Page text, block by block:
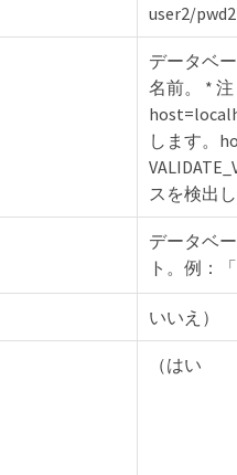
user2/
データベ
名前。 * 注
します。
スを検出し
データベ
ト。例：「
いいえ）
（はい